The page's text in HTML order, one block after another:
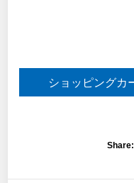
Share: